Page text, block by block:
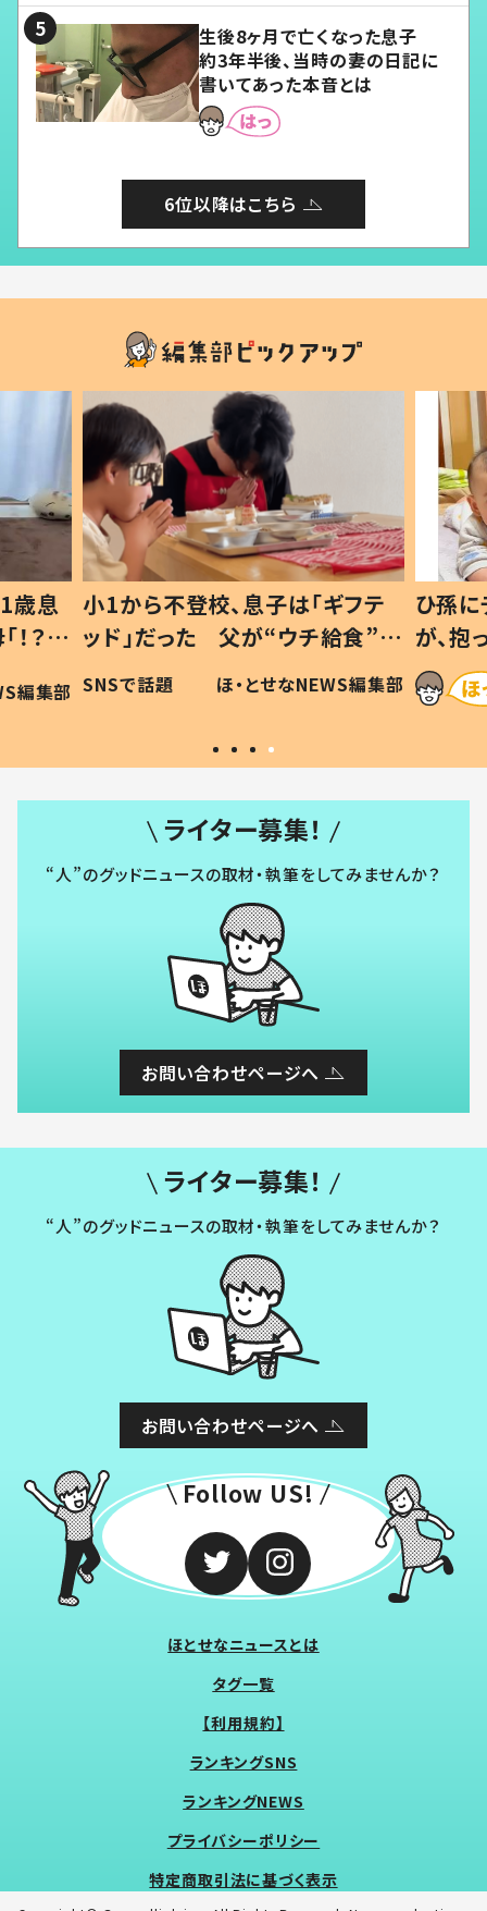
生後8ヶ月で亡くなった息子
約3年半後、当時の妻の日記に
書いてあった本音とは
6位以降はこちら
歳息
？」
編集部
小1から不登校、息子は「ギフテ
ッド」だった 父が“ウチ給食”を
作り続ける理由とは #令和の親
#令和の子
SNSで話題 ほ・とせなNEWS編集部
ひ孫
が、
「涙が
い」
ライター募集！
“人”のグッドニュースの取材・執筆をしてみませんか？
お問い合わせページへ
ライター募集！
“人”のグッドニュースの取材・執筆をしてみませんか？
お問い合わせページへ
Follow US!
ほとせなニュースとは
タグ一覧
【利用規約】
ランキングSNS
ランキングNEWS
プライバシーポリシー
特定商取引法に基づく表示